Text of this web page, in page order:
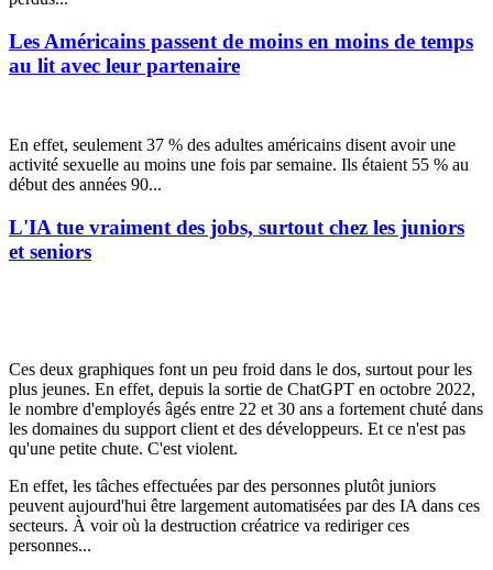
Les Américains passent de moins en moins de temps
au lit avec leur partenaire
En effet, seulement 37 % des adultes américains disent avoir une
activité sexuelle au moins une fois par semaine. Ils étaient 55 % au
début des années 90...
L'IA tue vraiment des jobs, surtout chez les juniors
et seniors
Ces deux graphiques font un peu froid dans le dos, surtout pour les
plus jeunes. En effet, depuis la sortie de ChatGPT en octobre 2022,
le nombre d'employés âgés entre 22 et 30 ans a fortement chuté dans
les domaines du support client et des développeurs. Et ce n'est pas
qu'une petite chute. C'est violent.
En effet, les tâches effectuées par des personnes plutôt juniors
peuvent aujourd'hui être largement automatisées par des IA dans ces
secteurs. À voir où la destruction créatrice va rediriger ces
personnes...